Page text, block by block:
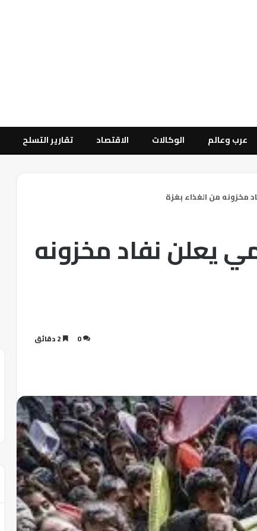
عرب وعالم الوكالات الاقتصاد تقارير التسلح
مخزونه من الغذاء بغزة
يعلن نفاد مخزونه
0